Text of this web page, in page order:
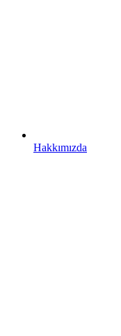
Hakkımızda